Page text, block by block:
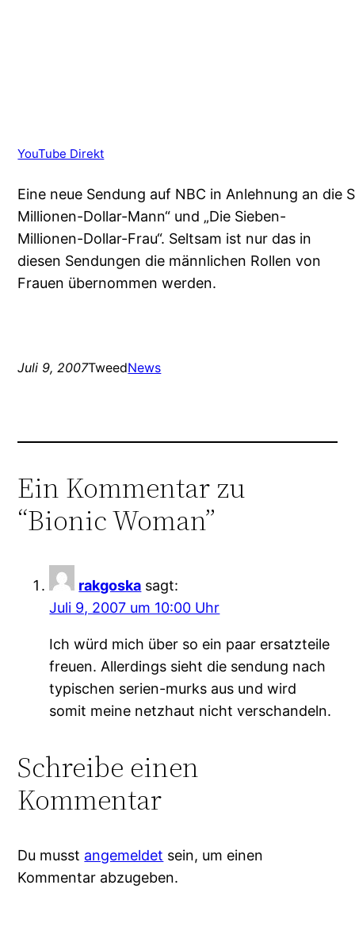
YouTube Direkt
Eine neue Sendung auf NBC in Anlehnung an die
Millionen-Dollar-Mann“ und „Die Sieben-
Millionen-Dollar-Frau“. Seltsam ist nur das in
diesen Sendungen die männlichen Rollen von
Frauen übernommen werden.
Juli 9, 2007TweedNews
Ein Kommentar zu
“Bionic Woman”
rakgoska sagt:
Juli 9, 2007 um 10:00 Uhr
Ich würd mich über so ein paar ersatzteile
freuen. Allerdings sieht die sendung nach
typischen serien-murks aus und wird
somit meine netzhaut nicht verschandeln.
Schreibe einen
Kommentar
Du musst angemeldet sein, um einen
Kommentar abzugeben.